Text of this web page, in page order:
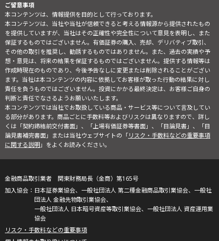
ご留意事項
本コンテンツは、情報提供を目的として行っております。
本コンテンツは、当社や当社が信頼できると考える情報源から提供されたもの
を提供していますが、当社はその正確性や完全性について意見を表明し、また
保証するものではございません。有価証券の購入、売却、デリバティブ取引、
その他の取引を推奨し、勧誘するものではありません。また、過去の実績や予
想・意見は、将来の結果を保証するものではございません。提供する情報等は
作成時現在のものであり、今後予告なしに変更または削除されることがござい
ます。当社は本コンテンツの内容に依拠してお客様が取った行動の結果に対し
責任を負うものではございません。投資にかかる最終決定は、お客様ご自身の
判断と責任でなさるようお願いいたします。
本コンテンツでは当社でお取扱している商品・サービス等について言及してい
る部分があります。商品ごとに手数料等およびリスクは異なりますので、詳し
くは「契約締結前交付書面」、「上場有価証券等書面」、「目論見書」、「目
論見書補完書面」または当社ウェブサイトの「リスク・手数料などの重要事項
に関する説明」をよくお読みください。
金融商品取引業者 関東財務局長（金商）第165号
日本証券業協会、一般社団法人 第二種金融商品取引業協会、一般社
団法人 金融先物取引業協会、
一般社団法人 日本暗号資産等取引業協会、一般社団法人 資産運用業
協会
リスク・手数料などの重要事項